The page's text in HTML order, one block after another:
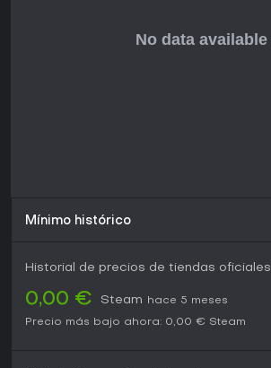
Mínimo histórico
Historial de precios de tiendas oficiales
0,00 € Steam
hace 5 meses
Precio más bajo ahora: 0,00 € Steam